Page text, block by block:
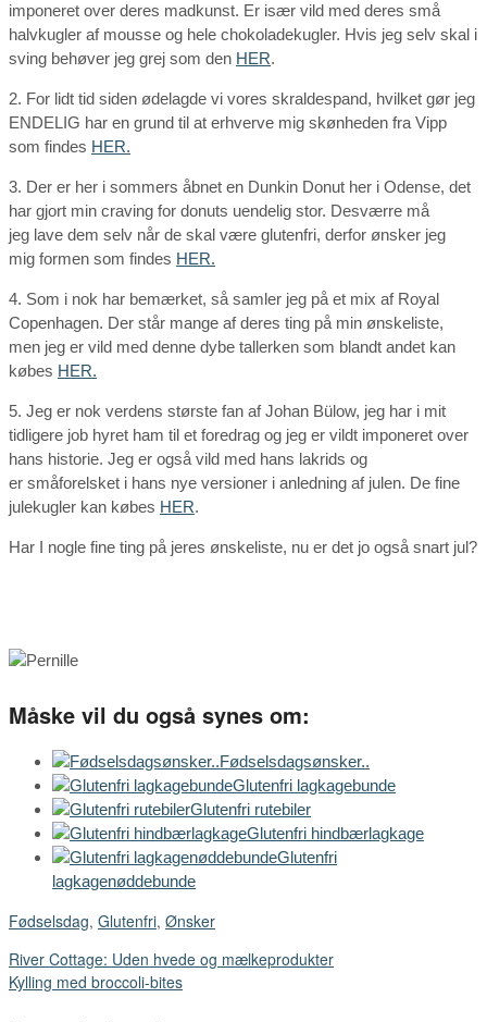
imponeret over deres madkunst. Er især vild med deres små
halvkugler af mousse og hele chokoladekugler. Hvis jeg selv skal i
sving behøver jeg grej som den HER.
2. For lidt tid siden ødelagde vi vores skraldespand, hvilket gør jeg
ENDELIG har en grund til at erhverve mig skønheden fra Vipp
som findes HER.
3. Der er her i sommers åbnet en Dunkin Donut her i Odense, det
har gjort min craving for donuts uendelig stor. Desværre må
jeg lave dem selv når de skal være glutenfri, derfor ønsker jeg
mig formen som findes HER.
4. Som i nok har bemærket, så samler jeg på et mix af Royal
Copenhagen. Der står mange af deres ting på min ønskeliste,
men jeg er vild med denne dybe tallerken som blandt andet kan
købes HER.
5. Jeg er nok verdens største fan af Johan Bülow, jeg har i mit
tidligere job hyret ham til et foredrag og jeg er vildt imponeret over
hans historie. Jeg er også vild med hans lakrids og
er småforelsket i hans nye versioner i anledning af julen. De fine
julekugler kan købes HER.
Har I nogle fine ting på jeres ønskeliste, nu er det jo også snart jul?
Måske vil du også synes om:
Fødselsdagsønsker..
Glutenfri lagkagebunde
Glutenfri rutebiler
Glutenfri hindbærlagkage
Glutenfri
lagkagenøddebunde
Fødselsdag, Glutenfri, Ønsker
River Cottage: Uden hvede og mælkeprodukter
Kylling med broccoli-bites